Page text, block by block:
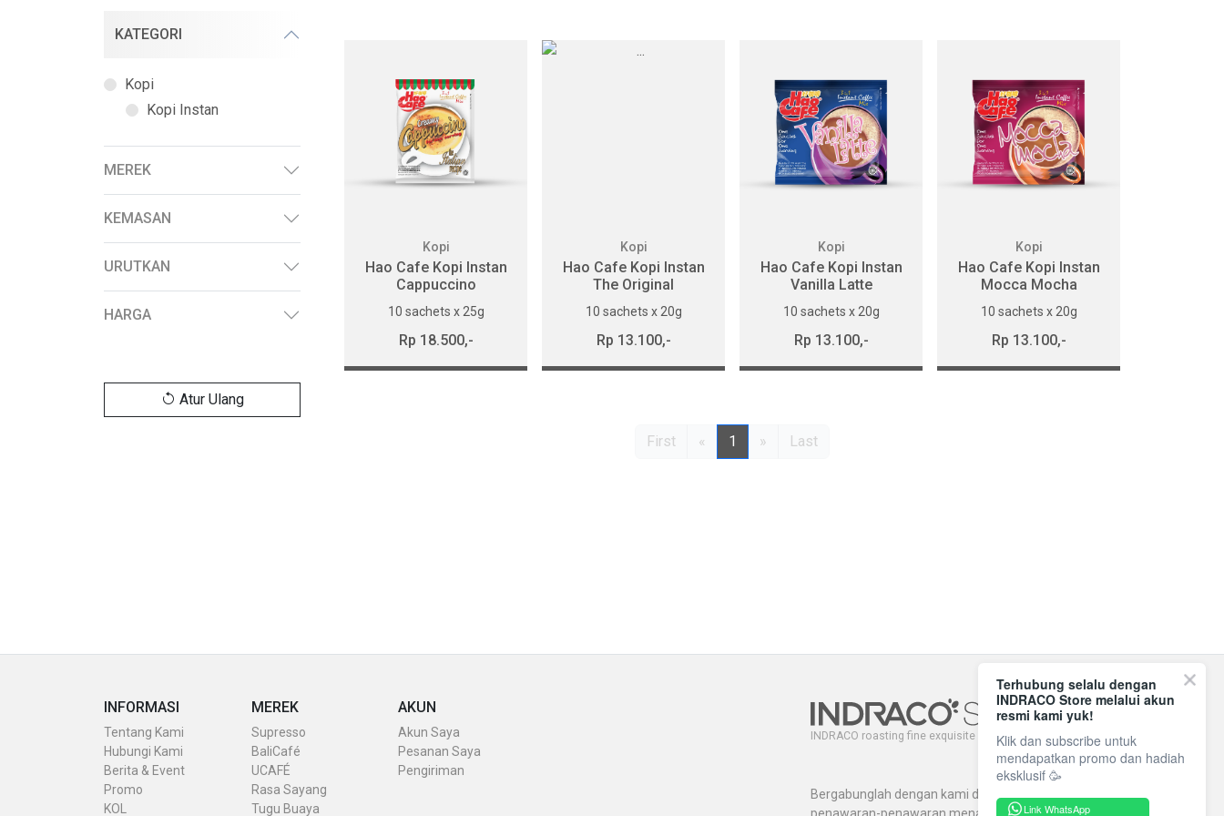
Hao Cafe | Kopi instan
KATEGORI
Kopi
Kopi Instan
MEREK
KEMASAN
URUTKAN
HARGA
Atur Ulang
Kopi
Hao Cafe Kopi Instan
Cappuccino
10 sachets x 25g
Rp 18.500,-
Kopi
Hao Cafe Kopi Instan
The Original
10 sachets x 20g
Rp 13.100,-
Kopi
Hao Cafe Kopi Instan
Vanilla Latte
10 sachets x 20g
Rp 13.100,-
Kopi
Hao Cafe Kopi Instan
Mocca Mocha
10 sachets x 20g
Rp 13.100,-
First « 1 » Last
INDRACO roasting fine exquisite coffee since 1971.
Bergabunglah dengan kami dan dapatkan
INFORMASI
Tentang Kami
Hubungi Kami
Berita & Event
Promo
KOL
MEREK
Supresso
BaliCafé
UCAFÉ
Rasa Sayang
Tugu Buaya
AKUN
Akun Saya
Pesanan Saya
Pengiriman
Terhubung selalu dengan
INDRACO Store melalui akun
resmi kami yuk!
Klik dan subscribe untuk
mendapatkan promo dan hadiah
eksklusif 🥳
Link WhatsApp